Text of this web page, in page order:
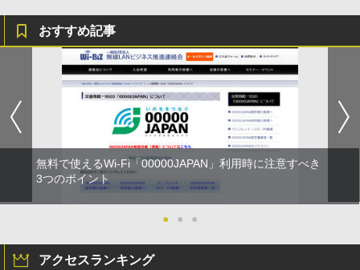
おすすめ記事
無料で使えるWi-Fi「00000JAPAN」利用時に注意すべき
3つのポイント
● ● ●
アクセスランキング